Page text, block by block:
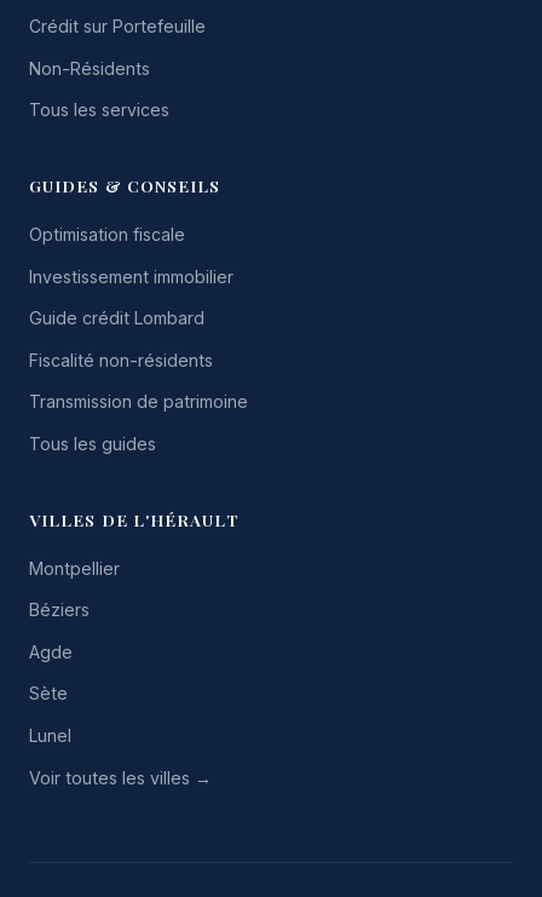
Crédit sur Portefeuille
Non-Résidents
Tous les services
GUIDES & CONSEILS
Optimisation fiscale
Investissement immobilier
Guide crédit Lombard
Fiscalité non-résidents
Transmission de patrimoine
Tous les guides
VILLES DE L'HÉRAULT
Montpellier
Béziers
Agde
Sète
Lunel
Voir toutes les villes →